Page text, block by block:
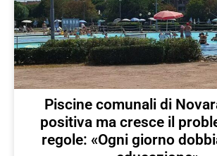
Piscine comunali di
positiva ma cresce il
regole: «Ogni giorno